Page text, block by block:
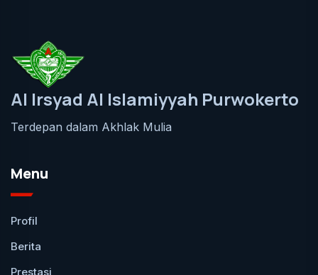
Al Irsyad Al Islamiyyah Purwokerto
Terdepan dalam Akhlak Mulia
Menu
Profil
Berita
Prestasi